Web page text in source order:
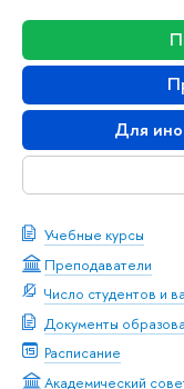
Для
Учебные курсы
Преподаватели
Число студентов и
Документы
Расписание
Академический